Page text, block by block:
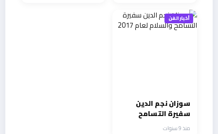
أخبار الفن
سوزان نجم الدين
سفيرة التسامح
والسلام لعام 2017منذ 9 سنوات